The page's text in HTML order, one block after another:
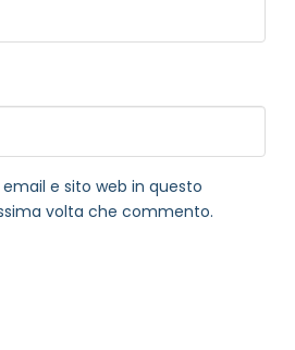
e sito web in questo
volta che commento.